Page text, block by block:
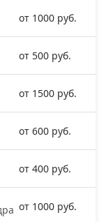
от 1000 руб.
от 500 руб.
от 1500 руб.
от 600 руб.
от 400 руб.
от 1000 руб.